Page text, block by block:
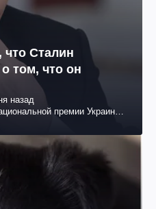
что Сталин
том, что он
назад
премии Украины